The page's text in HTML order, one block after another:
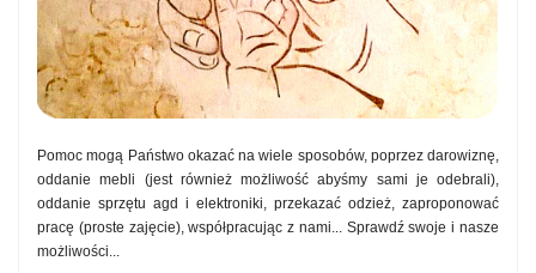
Pomoc mogą Państwo okazać na wiele sposobów, poprzez darowiznę,
oddanie mebli (jest również możliwość abyśmy sami je odebrali),
oddanie sprzętu agd i elektroniki, przekazać odzież, zaproponować
pracę (proste zajęcie), współpracując z nami... Sprawdź swoje i nasze
możliwości...